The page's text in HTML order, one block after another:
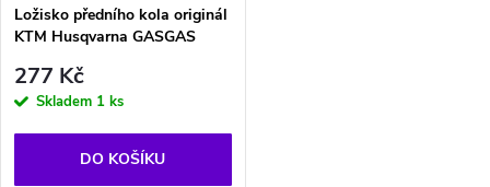
Ložisko předního kola originál
KTM Husqvarna GASGAS
277 Kč
Skladem 1 ks
DO KOŠÍKU